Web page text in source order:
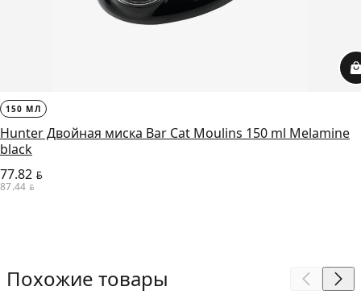
150 МЛ
Hunter Двойная миска Bar Cat Moulins 150 ml Melamine
black
77.82 BYN
87.44 BYN
Похожие товары